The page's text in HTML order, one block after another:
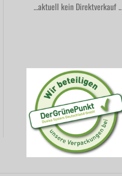
...aktuell kein Direktverkauf ..